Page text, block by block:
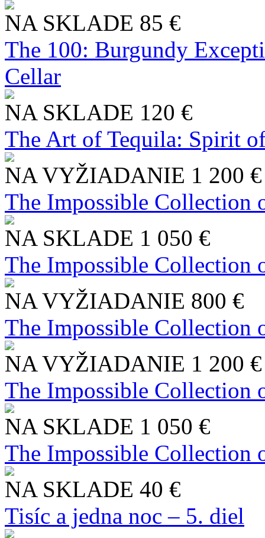
NA SKLADE 85 €
The 100: Burgundy
Cellar
NA SKLADE 120 €
The Art of Tequila: Spirit
NA VYŽIADANIE 1 200 €
The Impossible Collection
NA SKLADE 1 050 €
The Impossible Collection
NA VYŽIADANIE 800 €
The Impossible Collection
NA VYŽIADANIE 1 200 €
The Impossible Collection
NA SKLADE 1 050 €
The Impossible Collection
NA SKLADE 40 €
Tisíc a jedna noc – 5. diel